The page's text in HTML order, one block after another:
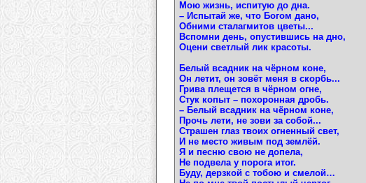
Мою жизнь, испитую до дна.
– Испытай же, что Богом дано,
Обними сталагмитов цветы...
Вспомни день, опустившись на дно,
Оцени светлый лик красоты.
Белый всадник на чёрном коне,
Он летит, он зовёт меня в скорбь...
Грива плещется в чёрном огне,
Стук копыт – похоронная дробь.
– Белый всадник на чёрном коне,
Прочь лети, не зови за собой...
Страшен глаз твоих огненный свет,
И не место живым под землёй.
Я и песню свою не допела,
Не подвела у порога итог.
Буду, дерзкой с тобою и смелой…